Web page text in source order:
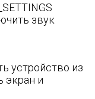
звук
устройство из
экран и